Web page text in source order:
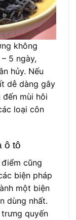
không
5 ngày,
hủy. Nếu
dễ dàng gây
đến mùi hôi
loại côn
ô tô
cũng
biện pháp
một biện
dùng nhất.
quyến